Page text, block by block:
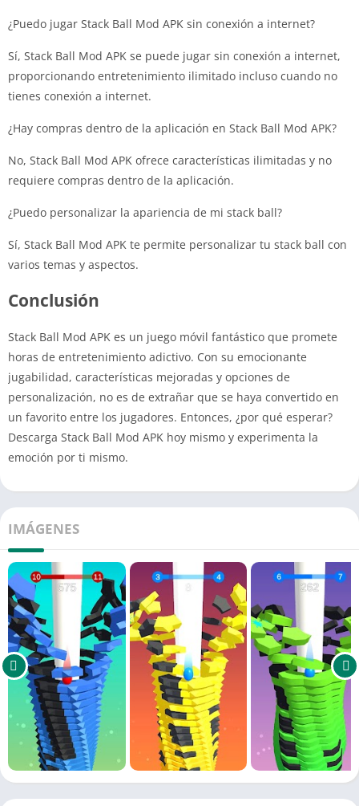
¿Puedo jugar Stack Ball Mod APK sin conexión a internet?
Sí, Stack Ball Mod APK se puede jugar sin conexión a internet,
proporcionando entretenimiento ilimitado incluso cuando no
tienes conexión a internet.
¿Hay compras dentro de la aplicación en Stack Ball Mod APK?
No, Stack Ball Mod APK ofrece características ilimitadas y no
requiere compras dentro de la aplicación.
¿Puedo personalizar la apariencia de mi stack ball?
Sí, Stack Ball Mod APK te permite personalizar tu stack ball con
varios temas y aspectos.
Conclusión
Stack Ball Mod APK es un juego móvil fantástico que promete
horas de entretenimiento adictivo. Con su emocionante
jugabilidad, características mejoradas y opciones de
personalización, no es de extrañar que se haya convertido en
un favorito entre los jugadores. Entonces, ¿por qué esperar?
Descarga Stack Ball Mod APK hoy mismo y experimenta la
emoción por ti mismo.
IMÁGENES